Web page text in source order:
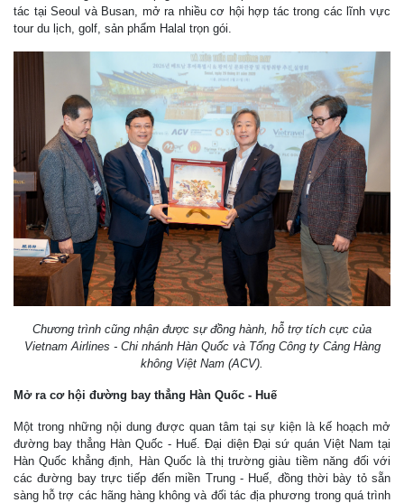
tác tại Seoul và Busan, mở ra nhiều cơ hội hợp tác trong các lĩnh vực
tour du lịch, golf, sản phẩm Halal trọn gói.
Chương trình cũng nhận được sự đồng hành, hỗ trợ tích cực của
Vietnam Airlines - Chi nhánh Hàn Quốc và Tổng Công ty Cảng Hàng
không Việt Nam (ACV).
Mở ra cơ hội đường bay thẳng Hàn Quốc - Huế
Một trong những nội dung được quan tâm tại sự kiện là kế hoạch mở
đường bay thẳng Hàn Quốc - Huế. Đại diện Đại sứ quán Việt Nam tại
Hàn Quốc khẳng định, Hàn Quốc là thị trường giàu tiềm năng đối với
các đường bay trực tiếp đến miền Trung - Huế, đồng thời bày tỏ sẵn
sàng hỗ trợ các hãng hàng không và đối tác địa phương trong quá trình